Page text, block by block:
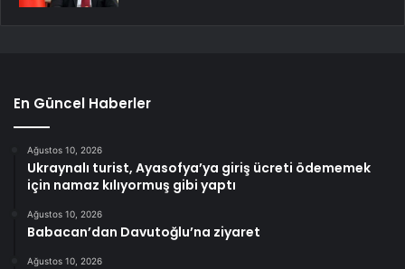
En Güncel Haberler
Ağustos 10, 2026
Ukraynalı turist, Ayasofya’ya giriş ücreti ödememek
için namaz kılıyormuş gibi yaptı
Ağustos 10, 2026
Babacan’dan Davutoğlu’na ziyaret
Ağustos 10, 2026